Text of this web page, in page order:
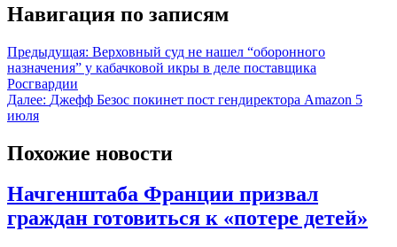
Навигация по записям
Предыдущая: Верховный суд не нашел “оборонного
назначения” у кабачковой икры в деле поставщика
Росгвардии
Далее: Джефф Безос покинет пост гендиректора Amazon 5
июля
Похожие новости
Начгенштаба Франции призвал
граждан готовиться к «потере детей»